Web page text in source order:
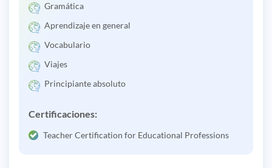
Gramática
Aprendizaje en general
Vocabulario
Viajes
Principiante absoluto
Certificaciones:
Teacher Certification for Educational Professions